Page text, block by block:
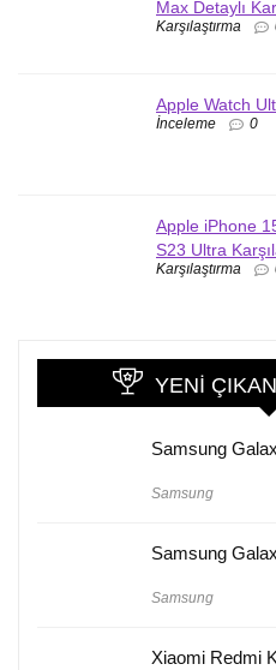
Max Detaylı
Karşılaştırma
Apple Watch
İnceleme 0
Apple iPhone
S23 Ultra
Karşılaştırma
YENI
Samsung
Samsung
Samsung
Samsung
Xiaomi Redmi